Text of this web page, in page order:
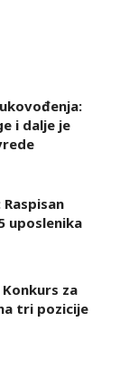
i dalje je
Raspisan
uposlenika
za
tri pozicije